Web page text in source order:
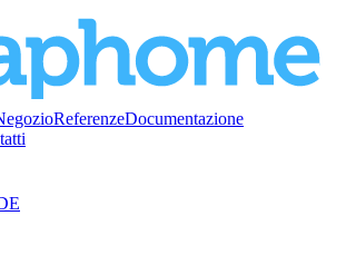
ReferenzeDocumentazione